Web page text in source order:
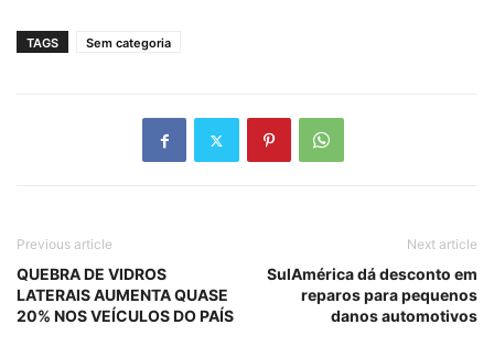
TAGS Sem categoria
Previous article
QUEBRA DE VIDROS
LATERAIS AUMENTA QUASE
20% NOS VEÍCULOS DO PAÍS
Next article
SulAmérica dá desconto em
reparos para pequenos
danos automotivos